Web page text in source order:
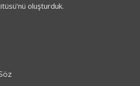
oluşturduk.